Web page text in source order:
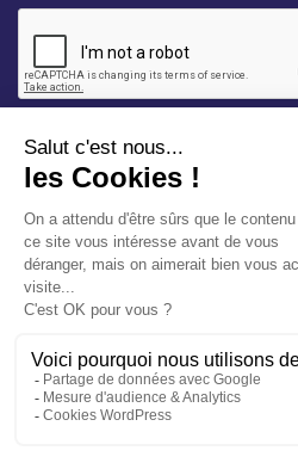
Votre adresse e-mail est uniquement
vous envoyer les lettres d'information de
Saint-Aubin-sur-Mer. Vous pouvez à tout
utiliser le lien de désabonnement intégré
confidentialitépour en savoir plus.